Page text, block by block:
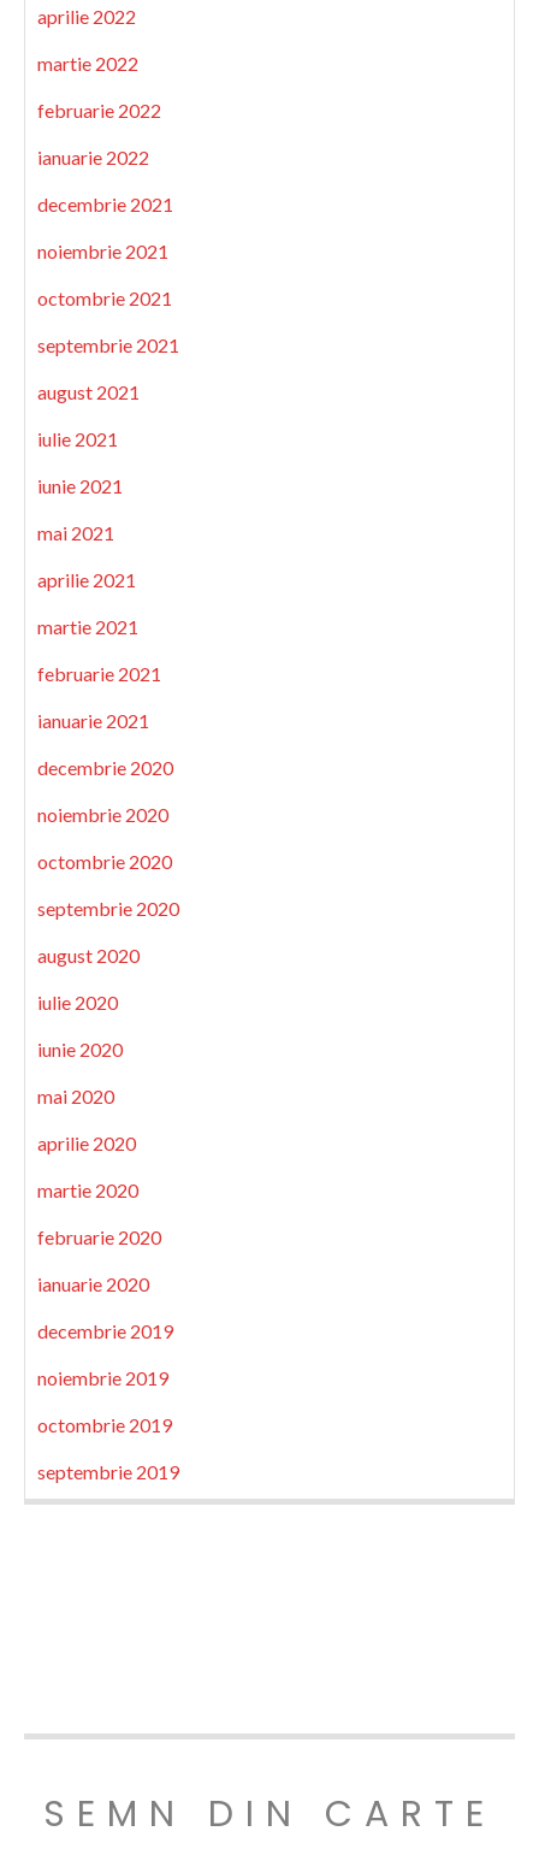
aprilie 2022
martie 2022
februarie 2022
ianuarie 2022
decembrie 2021
noiembrie 2021
octombrie 2021
septembrie 2021
august 2021
iulie 2021
iunie 2021
mai 2021
aprilie 2021
martie 2021
februarie 2021
ianuarie 2021
decembrie 2020
noiembrie 2020
octombrie 2020
septembrie 2020
august 2020
iulie 2020
iunie 2020
mai 2020
aprilie 2020
martie 2020
februarie 2020
ianuarie 2020
decembrie 2019
noiembrie 2019
octombrie 2019
septembrie 2019
SEMN DIN CARTE